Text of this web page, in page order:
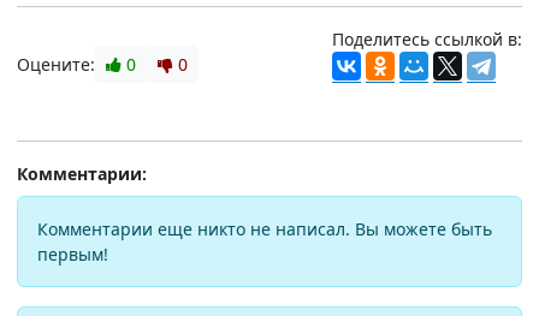
Оцените: 0 0
Поделитесь ссылкой в:
Комментарии:
Комментарии еще никто не написал. Вы можете быть
первым!